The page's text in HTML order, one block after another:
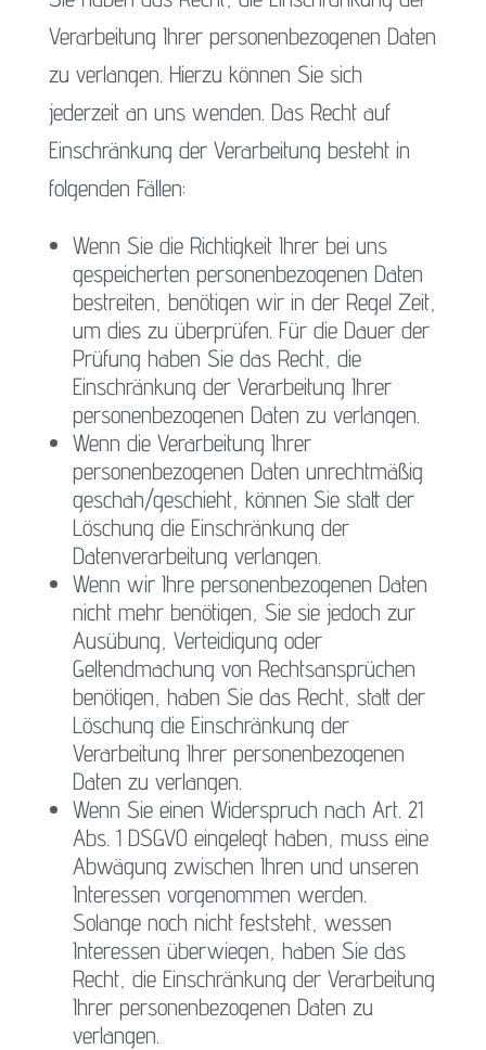
Verarbeitung Ihrer personenbezogenen Daten
zu verlangen. Hierzu können Sie sich
jederzeit an uns wenden. Das Recht auf
Einschränkung der Verarbeitung besteht in
folgenden Fällen:
Wenn Sie die Richtigkeit Ihrer bei uns
gespeicherten personenbezogenen Daten
bestreiten, benötigen wir in der Regel Zeit,
um dies zu überprüfen. Für die Dauer der
Prüfung haben Sie das Recht, die
Einschränkung der Verarbeitung Ihrer
personenbezogenen Daten zu verlangen.
Wenn die Verarbeitung Ihrer
personenbezogenen Daten unrechtmäßig
geschah/geschieht, können Sie statt der
Löschung die Einschränkung der
Datenverarbeitung verlangen.
Wenn wir Ihre personenbezogenen Daten
nicht mehr benötigen, Sie sie jedoch zur
Ausübung, Verteidigung oder
Geltendmachung von Rechtsansprüchen
benötigen, haben Sie das Recht, statt der
Löschung die Einschränkung der
Verarbeitung Ihrer personenbezogenen
Daten zu verlangen.
Wenn Sie einen Widerspruch nach Art. 21
Abs. 1 DSGVO eingelegt haben, muss eine
Abwägung zwischen Ihren und unseren
Interessen vorgenommen werden.
Solange noch nicht feststeht, wessen
Interessen überwiegen, haben Sie das
Recht, die Einschränkung der Verarbeitung
Ihrer personenbezogenen Daten zu
verlangen.